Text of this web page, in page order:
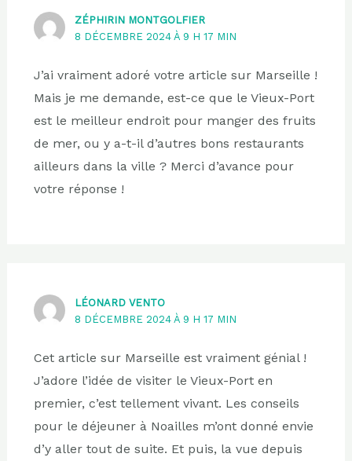
ZÉPHIRIN MONTGOLFIER
8 DÉCEMBRE 2024 À 9 H 17 MIN
J’ai vraiment adoré votre article sur Marseille !
Mais je me demande, est-ce que le Vieux-Port
est le meilleur endroit pour manger des fruits
de mer, ou y a-t-il d’autres bons restaurants
ailleurs dans la ville ? Merci d’avance pour
votre réponse !
LÉONARD VENTO
8 DÉCEMBRE 2024 À 9 H 17 MIN
Cet article sur Marseille est vraiment génial !
J’adore l’idée de visiter le Vieux-Port en
premier, c’est tellement vivant. Les conseils
pour le déjeuner à Noailles m’ont donné envie
d’y aller tout de suite. Et puis, la vue depuis